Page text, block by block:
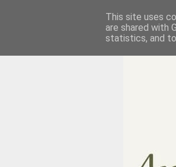
This site uses
are shared with
statistics, and